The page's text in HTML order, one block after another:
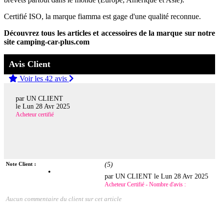
Certifié ISO, la marque fiamma est gage d'une qualité reconnue.
Découvrez tous les articles et accessoires de la marque sur notre
site camping-car-plus.com
Avis Client
Voir les 42 avis
par UN CLIENT
le Lun 28 Avr 2025
Acheteur certifié
Note Client : (5)
par UN CLIENT leLun 28 Avr 2025
Acheteur Certifié - Nombre d'avis :
Aucun commentaire du client sur cet article